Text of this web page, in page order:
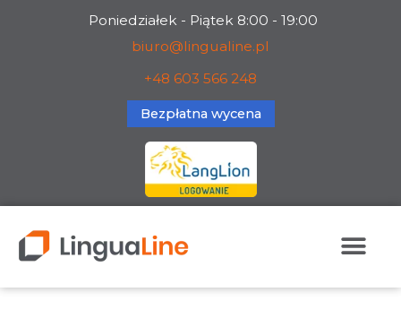
Poniedziałek - Piątek 8:00 - 19:00
biuro@lingualine.pl
+48 603 566 248
Bezpłatna wycena